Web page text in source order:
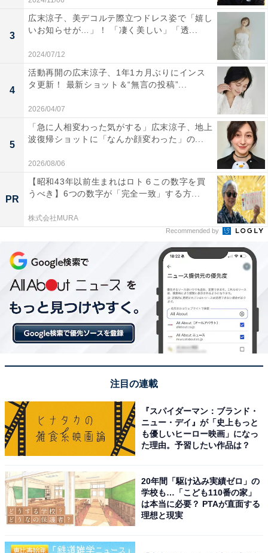
3
広末涼子、美デコルテ際立つドレス姿で「嬉し
いお知らせが…」！ 「凄く美しい」「透...
2024/07/12
4
活動再開の広末涼子、1年1カ月ぶりにインス
タ更新！ 最新ショット＆“無言の投稿”...
2026/04/07
5
「急に人相変わった気がする」広末涼子、地上
波復帰ショットに「なんか顔変わった」の...
2026/08/06
PR
【昭和43年以前生まれはロト６この数字を買
うべき】6つの数字が「完全一致」する方...
株式会社MURA
Recommended by
注目の連載
『スパイダーマン：ブランド・
ニュー・デイ』が「史上もっと
も優しいヒーロー映画」になっ
た理由。予習したい作品は？
20年間「駆け込み実績ゼロ」の
学校も…「こども110番の家」
は本当に必要？ PTAが直面する
理想と現実